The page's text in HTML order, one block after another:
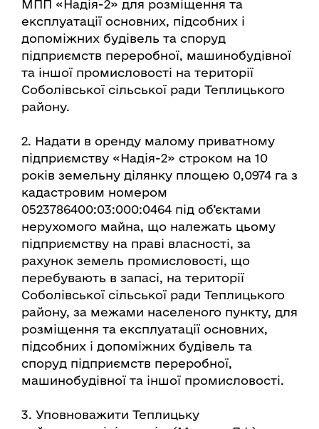
МПП «Надія-2» для розміщення та
експлуатації основних, підсобних і
допоміжних будівель та споруд
підприємств переробної, машинобудівної
та іншої промисловості на території
Соболівської сільської ради Теплицького
району.
2. Надати в оренду малому приватному
підприємству «Надія-2» строком на 10
років земельну ділянку площею 0,0974 га з
кадастровим номером
0523786400:03:000:0464 під об’єктами
нерухомого майна, що належать цьому
підприємству на праві власності, за
рахунок земель промисловості, що
перебувають в запасі, на території
Соболівської сільської ради Теплицького
району, за межами населеного пункту, для
розміщення та експлуатації основних,
підсобних і допоміжних будівель та
споруд підприємств переробної,
машинобудівної та іншої промисловості.
3. Уповноважити Теплицьку